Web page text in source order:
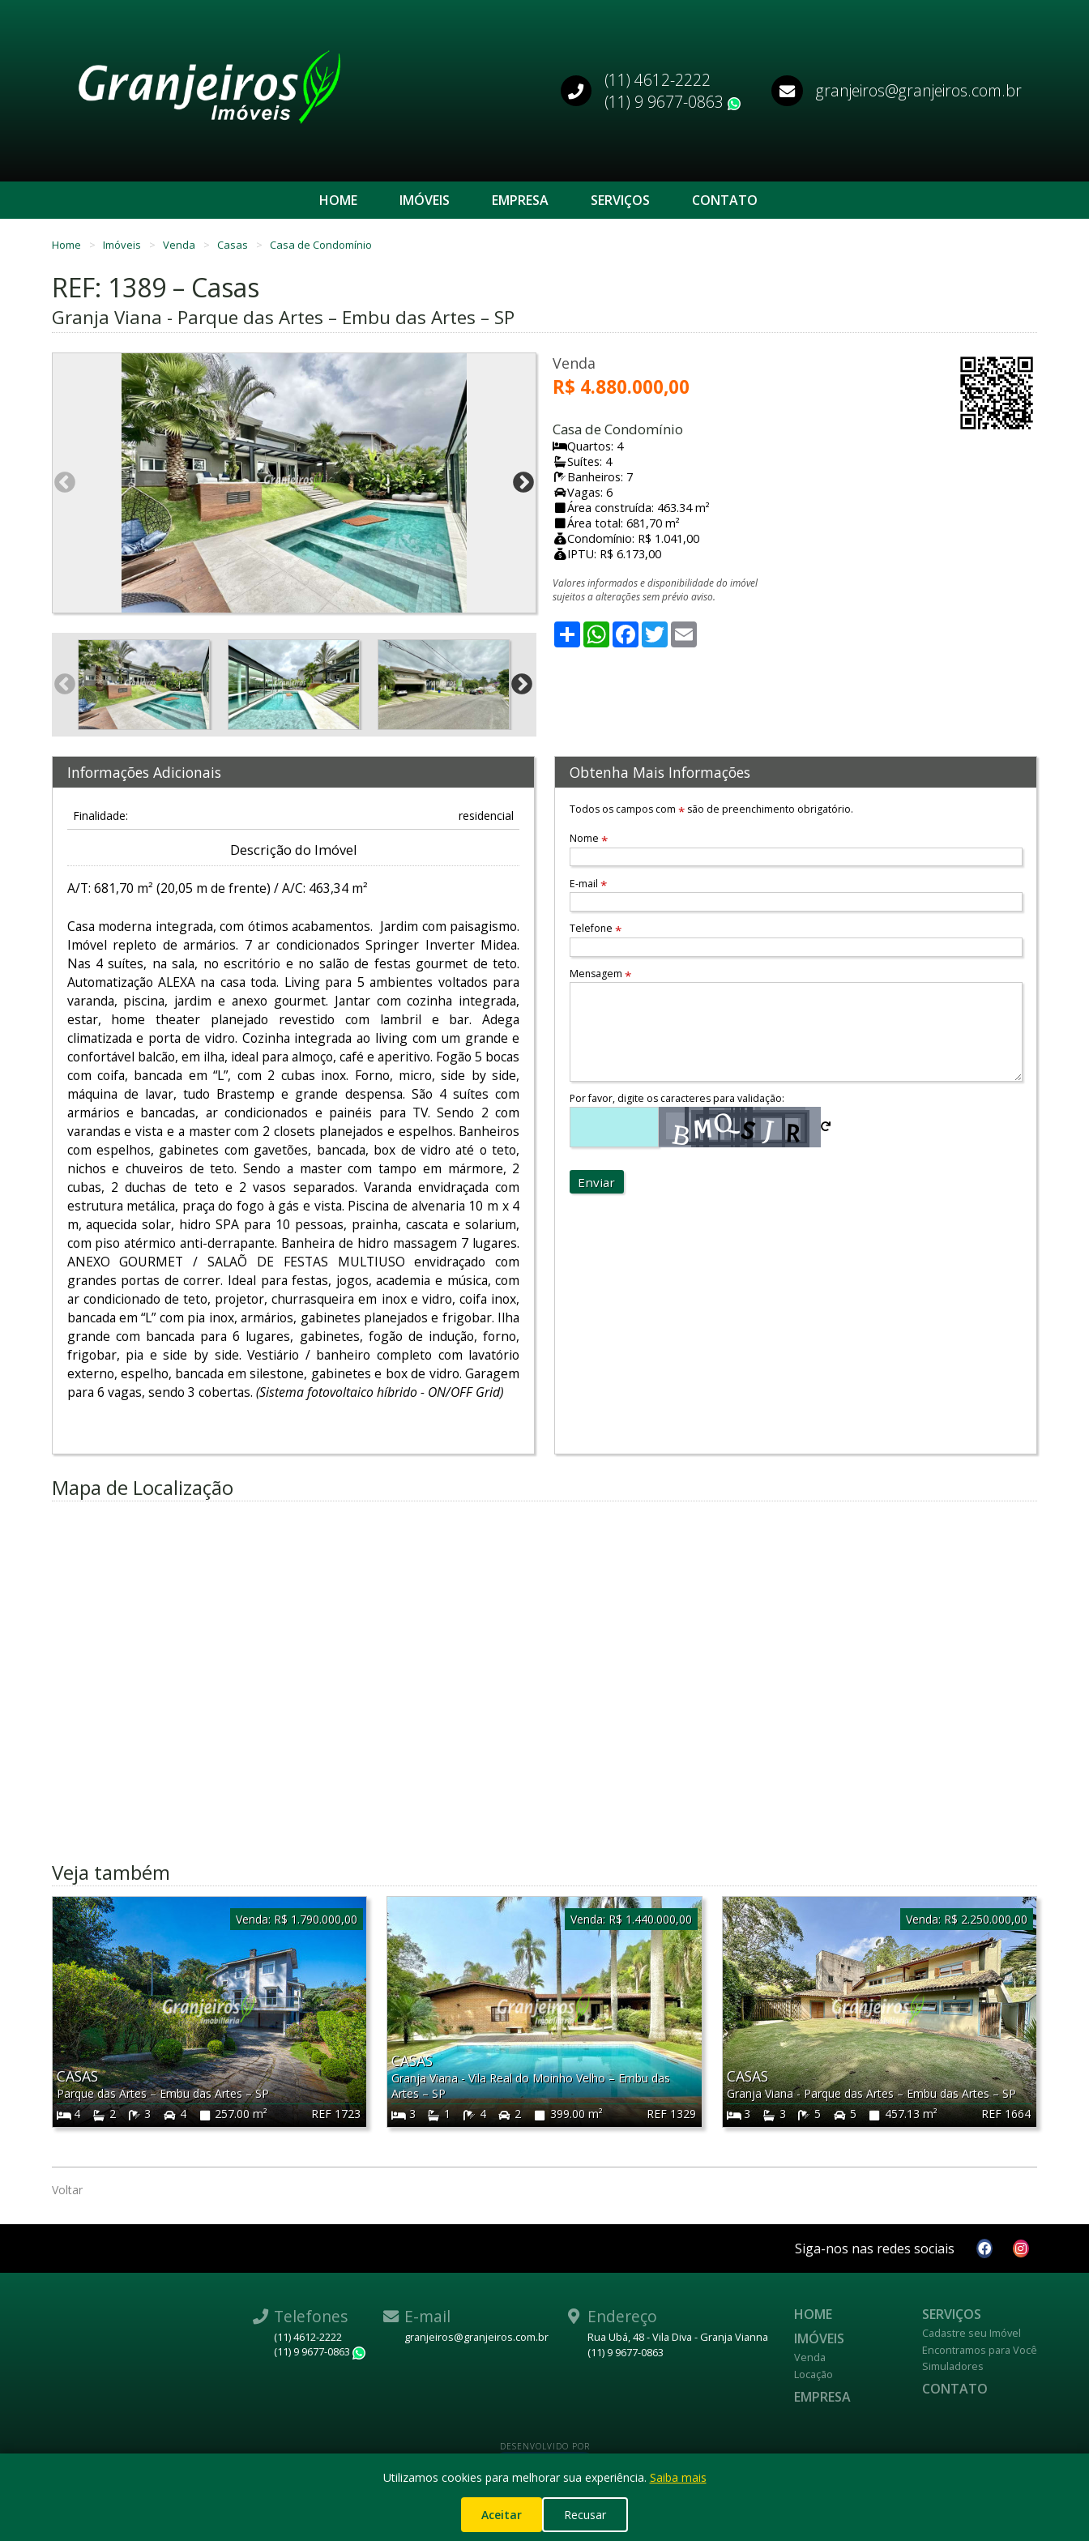
(11) 4612-2222
(11) 9 9677-0863
WhatsApp
granjeiros@granjeiros.com.br
HOME IMÓVEIS EMPRESA SERVIÇOS CONTATO
Home Imóveis Venda Casas Casa de Condomínio
REF: 1389 – Casas
Granja Viana - Parque das Artes – Embu das Artes – SP
Venda
R$ 4.880.000,00
Casa de Condomínio
Quartos: 4
Suítes: 4
Banheiros: 7
Vagas: 6
Área construída: 463.34 m²
Área total: 681,70 m²
Condomínio: R$ 1.041,00
IPTU: R$ 6.173,00
Valores informados e disponibilidade do imóvel
sujeitos a alterações sem prévio aviso.
ShareWhatsApp
Facebook
Twitter
Informações Adicionais
Finalidade: residencial
Descrição do Imóvel
A/T: 681,70 m² (20,05 m de frente) / A/C: 463,34 m²
Casa moderna integrada, com ótimos acabamentos. Jardim com paisagismo.
Imóvel repleto de armários. 7 ar condicionados Springer Inverter Midea.
Nas 4 suítes, na sala, no escritório e no salão de festas gourmet de teto.
Automatização ALEXA na casa toda. Living para 5 ambientes voltados para
varanda, piscina, jardim e anexo gourmet. Jantar com cozinha integrada,
estar, home theater planejado revestido com lambril e bar. Adega
climatizada e porta de vidro. Cozinha integrada ao living com um grande e
confortável balcão, em ilha, ideal para almoço, café e aperitivo. Fogão 5 bocas
com coifa, bancada em “L”, com 2 cubas inox. Forno, micro, side by side,
máquina de lavar, tudo Brastemp e grande despensa. São 4 suítes com
armários e bancadas, ar condicionados e painéis para TV. Sendo 2 com
varandas e vista e a master com 2 closets planejados e espelhos. Banheiros
com espelhos, gabinetes com gavetões, bancada, box de vidro até o teto,
nichos e chuveiros de teto. Sendo a master com tampo em mármore, 2
cubas, 2 duchas de teto e 2 vasos separados. Varanda envidraçada com
estrutura metálica, praça do fogo à gás e vista. Piscina de alvenaria 10 m x 4
m, aquecida solar, hidro SPA para 10 pessoas, prainha, cascata e solarium,
com piso atérmico anti-derrapante. Banheira de hidro massagem 7 lugares.
ANEXO GOURMET / SALAÕ DE FESTAS MULTIUSO envidraçado com
grandes portas de correr. Ideal para festas, jogos, academia e música, com
ar condicionado de teto, projetor, churrasqueira em inox e vidro, coifa inox,
bancada em “L” com pia inox, armários, gabinetes planejados e frigobar. Ilha
grande com bancada para 6 lugares, gabinetes, fogão de indução, forno,
frigobar, pia e side by side. Vestiário / banheiro completo com lavatório
externo, espelho, bancada em silestone, gabinetes e box de vidro. Garagem
para 6 vagas, sendo 3 cobertas. (Sistema fotovoltaico híbrido - ON/OFF Grid)
Obtenha Mais Informações
Todos os campos com *são de preenchimento obrigatório.
Nome *
E-mail *
Telefone *
Mensagem *
Por favor, digite os caracteres para validação:
Enviar
Mapa de Localização
Veja também
REF 1723
CASAS
Parque das Artes–Embu das Artes–SP
4
2 3 4 257.00 m²
Venda: R$ 1.790.000,00
REF 1329
CASAS
Granja Viana - Vila Real do Moinho Velho–Embu das
Artes–SP
3
1 4 2 399.00 m²
Venda: R$ 1.440.000,00
REF 1664
CASAS
Granja Viana - Parque das Artes–Embu das Artes–SP
3
3 5 5 457.13 m²
Venda: R$ 2.250.000,00
Voltar
Siga-nos nas redes sociais
Telefones
(11) 4612-2222
(11) 9 9677-0863
E-mail
granjeiros@granjeiros.com.br
Endereço
Rua Ubá, 48 - Vila Diva - Granja Vianna
(11) 9 9677-0863
HOME
IMÓVEIS
Venda
Locação
EMPRESA
SERVIÇOS
Cadastre seu Imóvel
Encontramos para Você
Simuladores
CONTATO
DESENVOLVIDO POR
© 2026 GRANJEIROS IMÓVEIS.
Utilizamos cookies para melhorar sua experiência. Saiba mais
Aceitar Recusar